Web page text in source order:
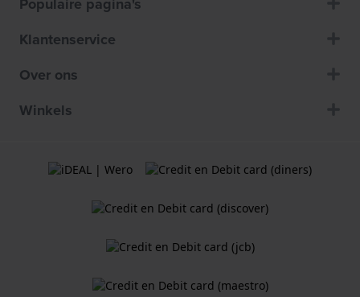
Klantenservice
Over ons
Winkels